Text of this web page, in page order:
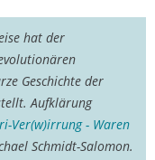
hat der
Geschichte der
Aufklärung
Ver(w)irrung - Waren
Schmidt-Salomon.